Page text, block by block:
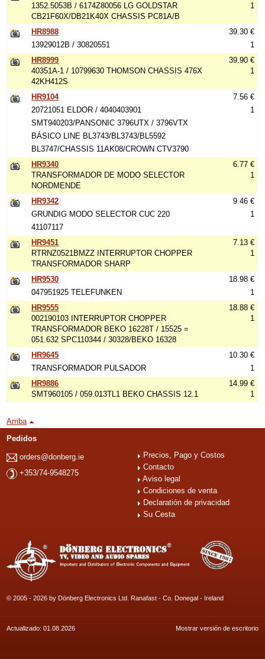
1352.5053B / 6174Z80056 LG GOLDSTAR
CB21F60X/DB21K40X CHASSIS PC81A/B
1
HR8988
13929012B / 30820551
39.30 €
1
HR8999
40351A-1 / 10799630 THOMSON CHASSIS 476X
42KH412S
39.90 €
1
HR9104
20721051 ELDOR / 4040403901
SMT940203/PANSONIC 3796UTX / 3796VTX
BÁSICO LINE BL3743/BL3743/BL5592
BL3747/CHASSIS 11AK08/CROWN CTV3790
7.56 €
1
HR9340
TRANSFORMADOR DE MODO SELECTOR
NORDMENDE
6.77 €
1
HR9342
GRUNDIG MODO SELECTOR CUC 220
41107117
9.46 €
1
HR9451
RTRNZ0521BMZZ INTERRUPTOR CHOPPER
TRANSFORMADOR SHARP
7.13 €
1
HR9530
047951925 TELEFUNKEN
18.98 €
1
HR9555
002190103 INTERRUPTOR CHOPPER
TRANSFORMADOR BEKO 16228T / 15525 =
051.632 SPC110344 / 30328/BEKO 16328
18.88 €
1
HR9645
TRANSFORMADOR PULSADOR
10.30 €
1
HR9886
SMT960105 / 059.013TL1 BEKO CHASSIS 12.1
14.99 €
1
Arriba
Pedidos
orders@donberg.ie
+353/74-9548275
Precios, Pago y Costos
Contacto
Aviso legal
Condiciones de venta
Declaratión de privacidad
Su Cesta
© 2005 - 2026 by Dönberg Electronics Ltd. Ranafast - Co. Donegal - Ireland
Actualizado: 01.08.2026 Mostrar versión de escritorio